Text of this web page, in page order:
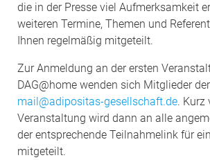
die in der Presse viel Aufmerksamkeit
weiteren Termine, Themen und
Ihnen regelmäßig mitgeteilt.
Zur Anmeldung an der ersten
DAG@home wenden sich Mitglieder
mail@adipositas-gesellschaft.de. Kurz
Veranstaltung wird dann an alle
der entsprechende Teilnahmelink für
mitgeteilt.